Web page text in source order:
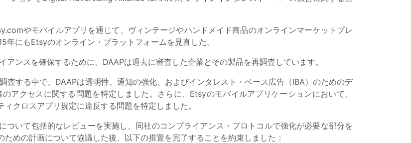
やモバイルアプリを通じて、ヴィンテージやハンドメイド商品のオンラインマーケットプレ
にもEtsyのオンライン・プラットフォームを見直した。
ンスを確保するために、DAAPは過去に審査した企業とその製品を再調査しています。
査する中で、DAAPは透明性、通知の強化、およびインタレスト・ベース広告（IBA）のためのデ
アクセスに関する問題を特定しました。さらに、Etsyのモバイルアプリケーションにおいて、
クロスアプリ規定に違反する問題を特定しました。
ついて包括的なレビューを実施し、同社のコンプライアンス・プロトコルで強化が必要な部分を
めの計画について協議した後、以下の措置を完了することを約束しました：